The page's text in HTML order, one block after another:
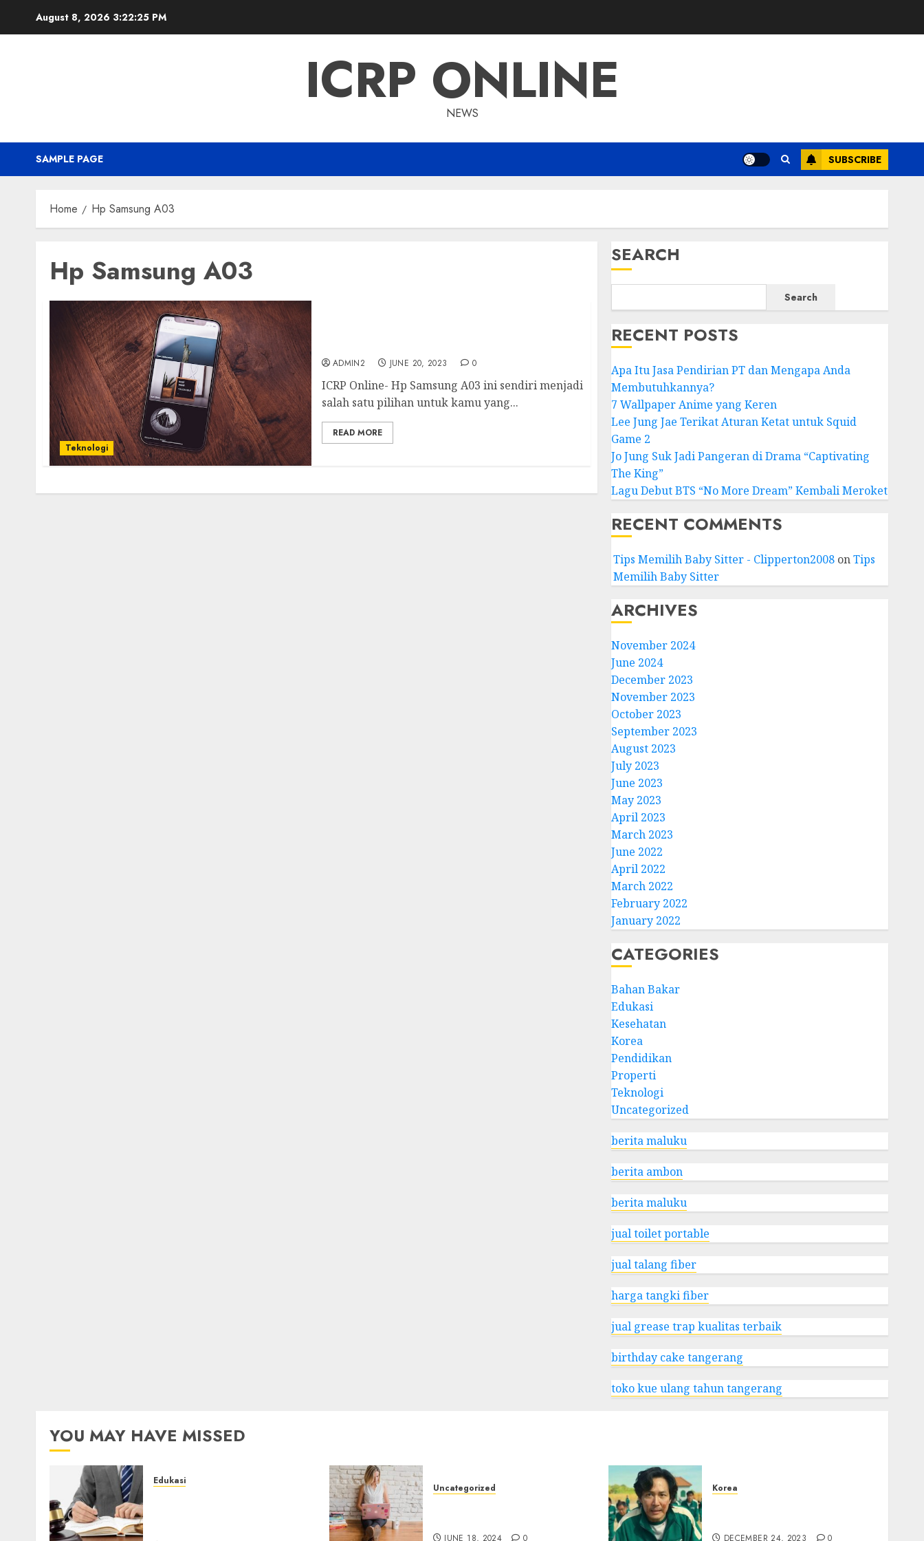
August 8, 2026 3:22:25 PM
ICRP ONLINE
NEWS
SAMPLE PAGE SUBSCRIBE
Home Hp Samsung A03
Hp Samsung A03
Teknologi
ADMIN2 JUNE 20, 2023 0
ICRP Online- Hp Samsung A03 ini sendiri menjadi
salah satu pilihan untuk kamu yang...
READ MORE
SEARCH
Search
RECENT POSTS
Apa Itu Jasa Pendirian PT dan Mengapa Anda
Membutuhkannya?
7 Wallpaper Anime yang Keren
Lee Jung Jae Terikat Aturan Ketat untuk Squid
Game 2
Jo Jung Suk Jadi Pangeran di Drama “Captivating
The King”
Lagu Debut BTS “No More Dream” Kembali Meroket
RECENT COMMENTS
Tips Memilih Baby Sitter - Clipperton2008onTips
Memilih Baby Sitter
ARCHIVES
November 2024
June 2024
December 2023
November 2023
October 2023
September 2023
August 2023
July 2023
June 2023
May 2023
April 2023
March 2023
June 2022
April 2022
March 2022
February 2022
January 2022
CATEGORIES
Bahan Bakar
Edukasi
Kesehatan
Korea
Pendidikan
Properti
Teknologi
Uncategorized
berita maluku
berita ambon
berita maluku
jual toilet portable
jual talang fiber
harga tangki fiber
jual grease trap kualitas terbaik
birthday cake tangerang
toko kue ulang tahun tangerang
YOU MAY HAVE MISSED
Edukasi
Uncategorized
JUNE 18, 2024 0
Korea
DECEMBER 24, 2023 0